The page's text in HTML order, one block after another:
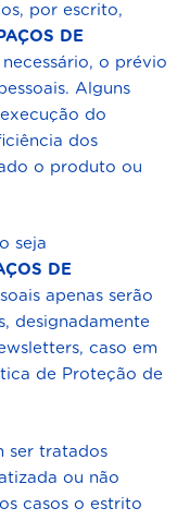
por escrito,
PAÇOS DE
o prévio
Alguns
do
dos
o produto ou
seja
DE
apenas serão
designadamente
caso em
de Proteção de
ser tratados
ou não
casos o estrito